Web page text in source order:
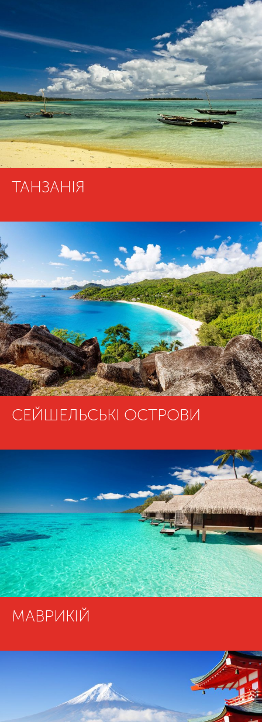
ТАНЗАНІЯ
СЕЙШЕЛЬСЬКІ ОСТРОВИ
МАВРИКІЙ